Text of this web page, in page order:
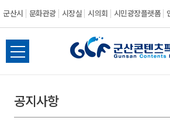
군산시 문화관광 시장실 시의회 시민광장플랫폼
전
체
뉴
열
공지사항